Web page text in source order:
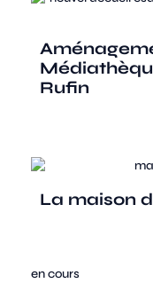
Rufin
La maison
en cours